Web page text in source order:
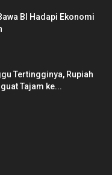
BI Hadapi Ekonomi
Tertingginya, Rupiah
Tajam ke...